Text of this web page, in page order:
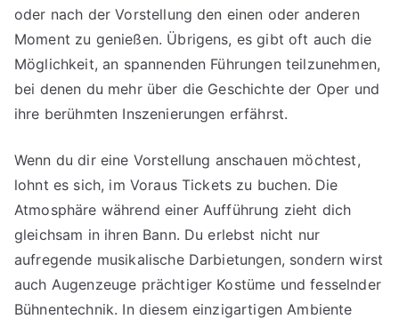
oder nach der Vorstellung den einen oder anderen
Moment zu genießen. Übrigens, es gibt oft auch die
Möglichkeit, an spannenden Führungen teilzunehmen,
bei denen du mehr über die Geschichte der Oper und
ihre berühmten Inszenierungen erfährst.
Wenn du dir eine Vorstellung anschauen möchtest,
lohnt es sich, im Voraus Tickets zu buchen. Die
Atmosphäre während einer Aufführung zieht dich
gleichsam in ihren Bann. Du erlebst nicht nur
aufregende musikalische Darbietungen, sondern wirst
auch Augenzeuge prächtiger Kostüme und fesselnder
Bühnentechnik. In diesem einzigartigen Ambiente